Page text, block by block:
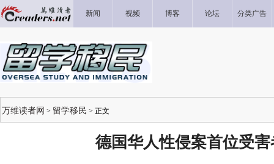
新闻 视频 博客 论坛 分类广告
万维读者网 > 留学移民 > 正文
德国华人性侵案首位受